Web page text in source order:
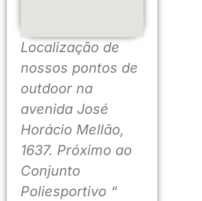
Localização de
nossos pontos de
outdoor na
avenida José
Horácio Mellão,
1637. Próximo ao
Conjunto
Poliesportivo “